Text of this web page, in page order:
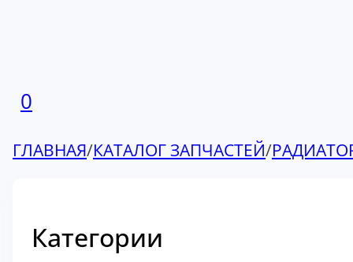
0
ГЛАВНАЯ/КАТАЛОГ ЗАПЧАСТЕЙ/
Категории